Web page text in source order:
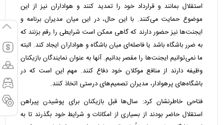
استقلال بمانند و قرارداد خود را تمدید کنند و هواداران نیز از این
موضوع حمایت می‌کنند. با این حال، در این میان مدیران برنامه و
ایجنت‌ها نیز حضور دارند که گاهی ممکن است شرایطی را رقم بزنند که
به ضرر باشگاه باشد یا فاصله‌ای میان باشگاه و هواداران ایجاد کند. البته
ما نمی‌توانیم ایجنت‌ها را مقصر بدانیم. آنها به عنوان نمایندگان بازیکنان
وظیفه دارند از منافع موکلان خود دفاع کنند. مهم این است که در
باشگاه‌های پرهوادار، مدیران تصمیم‌های درستی اتخاذ کنند.
فتاحی خاطرنشان کرد: سال‌ها قبل بازیکنان برای پوشیدن پیراهن
استقلال حاضر بودند از بسیاری از امکانات و شرایط خود بگذرند تا به